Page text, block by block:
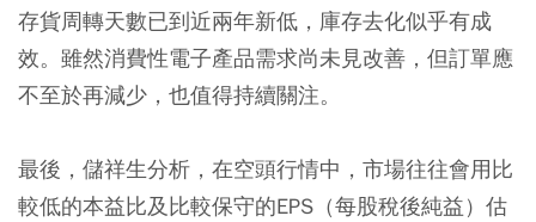
存貨周轉天數已到近兩年新低，庫存去化似乎有成
效。雖然消費性電子產品需求尚未見改善，但訂單應
不至於再減少，也值得持續關注。
最後，儲祥生分析，在空頭行情中，市場往往會用比
較低的本益比及比較保守的EPS（每股稅後純益）估